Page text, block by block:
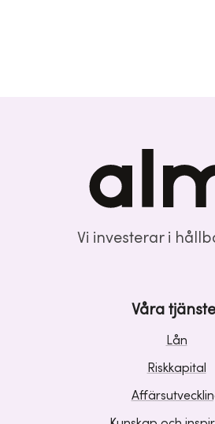
Vi investerar i
Våra
Lån
Riskkapital